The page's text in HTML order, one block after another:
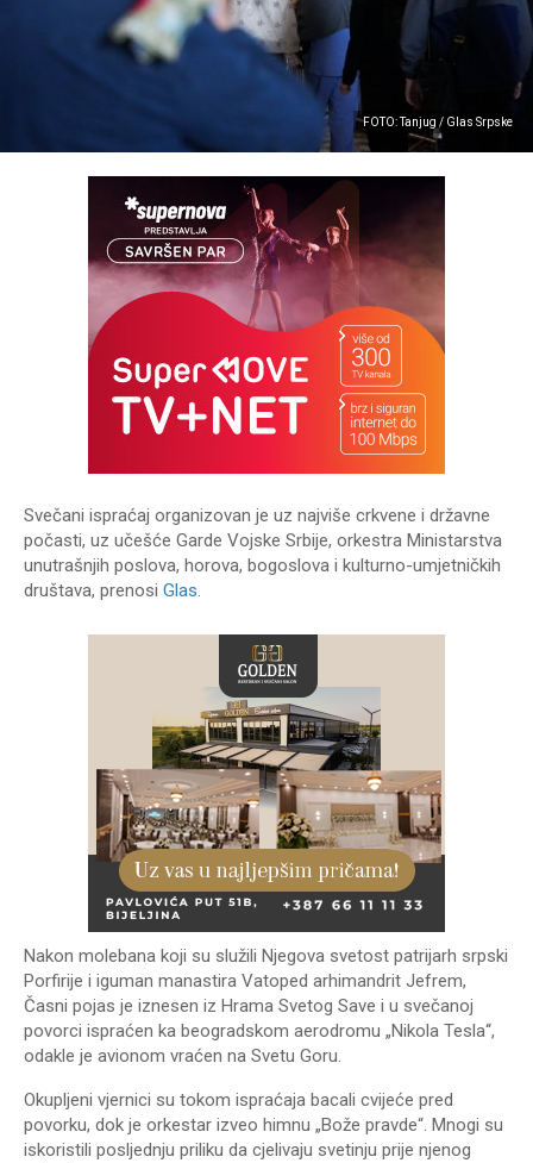
FOTO: Tanjug / Glas Srpske
Svečani ispraćaj organizovan je uz najviše crkvene i državne
počasti, uz učešće Garde Vojske Srbije, orkestra Ministarstva
unutrašnjih poslova, horova, bogoslova i kulturno-umjetničkih
društava, prenosi Glas.
Nakon molebana koji su služili Njegova svetost patrijarh srpski
Porfirije i iguman manastira Vatoped arhimandrit Jefrem,
Časni pojas je iznesen iz Hrama Svetog Save i u svečanoj
povorci ispraćen ka beogradskom aerodromu „Nikola Tesla“,
odakle je avionom vraćen na Svetu Goru.
Okupljeni vjernici su tokom ispraćaja bacali cvijeće pred
povorku, dok je orkestar izveo himnu „Bože pravde“. Mnogi su
iskoristili posljednju priliku da cjelivaju svetinju prije njenog